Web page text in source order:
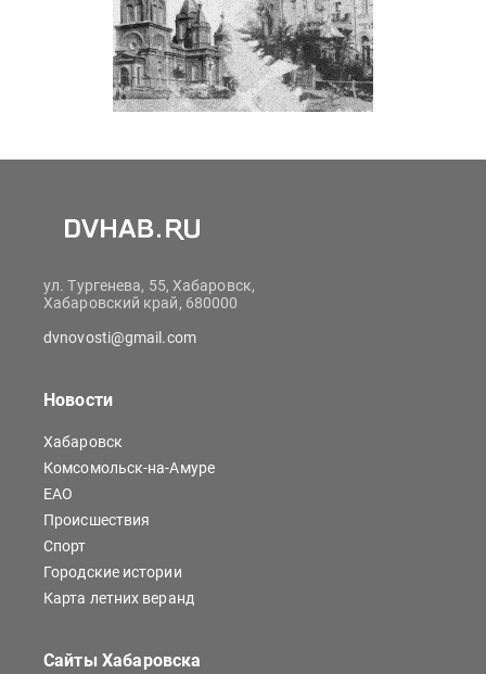
ул. Тургенева, 55, Хабаровск,
Хабаровский край, 680000
dvnovosti@gmail.com
Новости
Хабаровск
Комсомольск-на-Амуре
ЕАО
Происшествия
Спорт
Городские истории
Карта летних веранд
Сайты Хабаровска